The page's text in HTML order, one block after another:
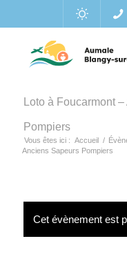
Loto à Foucarmont
Pompiers
Vous êtes ici : Accueil /
Anciens Sapeurs Pompiers
Cet évènement est